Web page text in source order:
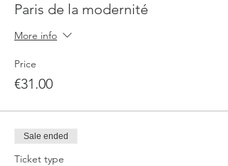
Paris de la modernité
More info
Price
€31.00
Sale ended
Ticket type